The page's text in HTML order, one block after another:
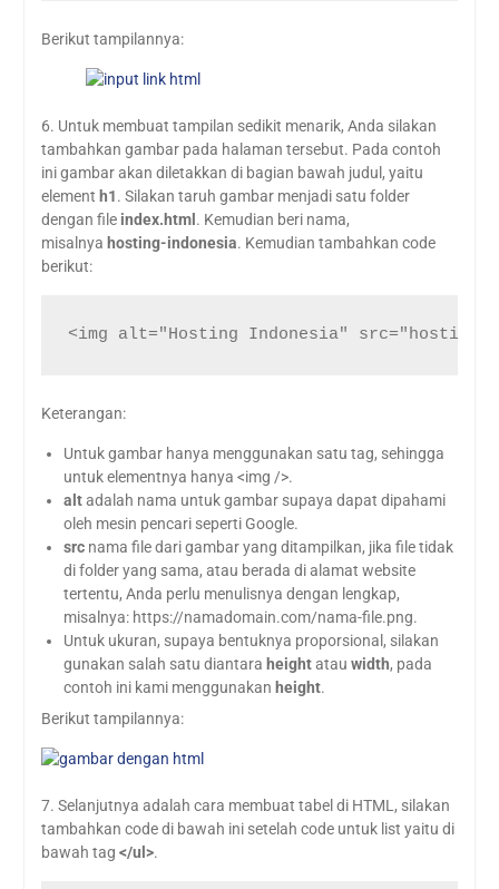
Berikut tampilannya:
6. Untuk membuat tampilan sedikit menarik, Anda silakan
tambahkan gambar pada halaman tersebut. Pada contoh
ini gambar akan diletakkan di bagian bawah judul, yaitu
element h1. Silakan taruh gambar menjadi satu folder
dengan file index.html . Kemudian beri nama,
misalnya hosting-indonesia. Kemudian tambahkan code
berikut:
<img alt="Hosting Indonesia" src="hosting-
Keterangan:
Untuk gambar hanya menggunakan satu tag, sehingga
untuk elementnya hanya <img />.
altadalah nama untuk gambar supaya dapat dipahami
oleh mesin pencari seperti Google.
srcnama file dari gambar yang ditampilkan, jika file tidak
di folder yang sama, atau berada di alamat website
tertentu, Anda perlu menulisnya dengan lengkap,
misalnya: https://namadomain.com/nama-file.png.
Untuk ukuran, supaya bentuknya proporsional, silakan
gunakan salah satu diantara heightatau width, pada
contoh ini kami menggunakan height.
Berikut tampilannya:
7. Selanjutnya adalah cara membuat tabel di HTML, silakan
tambahkan code di bawah ini setelah code untuk list yaitu di
bawah tag </ul>.